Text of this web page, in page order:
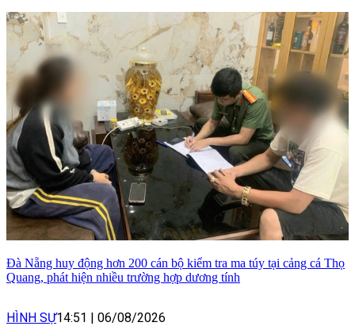
Đà Nẵng huy động hơn 200 cán bộ kiểm tra ma túy tại cảng cá Thọ
Quang, phát hiện nhiều trường hợp dương tính
HÌNH SỰ14:51 | 06/08/2026